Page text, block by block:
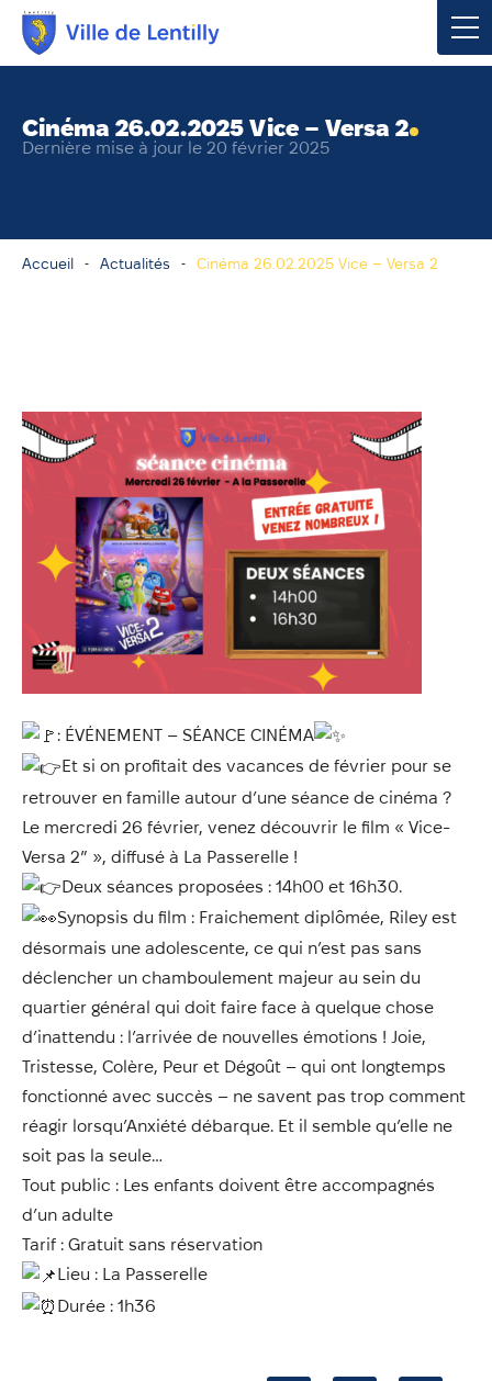
Cinéma 26.02.2025 Vice – Versa 2
Dernière mise à jour le 20 février 2025
Accueil Actualités Cinéma 26.02.2025 Vice – Versa 2
: ÉVÉNEMENT – SÉANCE CINÉMA
Et si on profitait des vacances de février pour se
retrouver en famille autour d’une séance de cinéma ?
Le mercredi 26 février, venez découvrir le film « Vice-
Versa 2″ », diffusé à La Passerelle !
Deux séances proposées : 14h00 et 16h30.
Synopsis du film : Fraichement diplômée, Riley est
désormais une adolescente, ce qui n’est pas sans
déclencher un chamboulement majeur au sein du
quartier général qui doit faire face à quelque chose
d’inattendu : l’arrivée de nouvelles émotions ! Joie,
Tristesse, Colère, Peur et Dégoût – qui ont longtemps
fonctionné avec succès – ne savent pas trop comment
réagir lorsqu’Anxiété débarque. Et il semble qu’elle ne
soit pas la seule…
Tout public : Les enfants doivent être accompagnés
d’un adulte
Tarif : Gratuit sans réservation
Lieu : La Passerelle
Durée : 1h36
Votre mairie
Contacter votre mairie
Publications
Annuaire
Évènements
Démarches